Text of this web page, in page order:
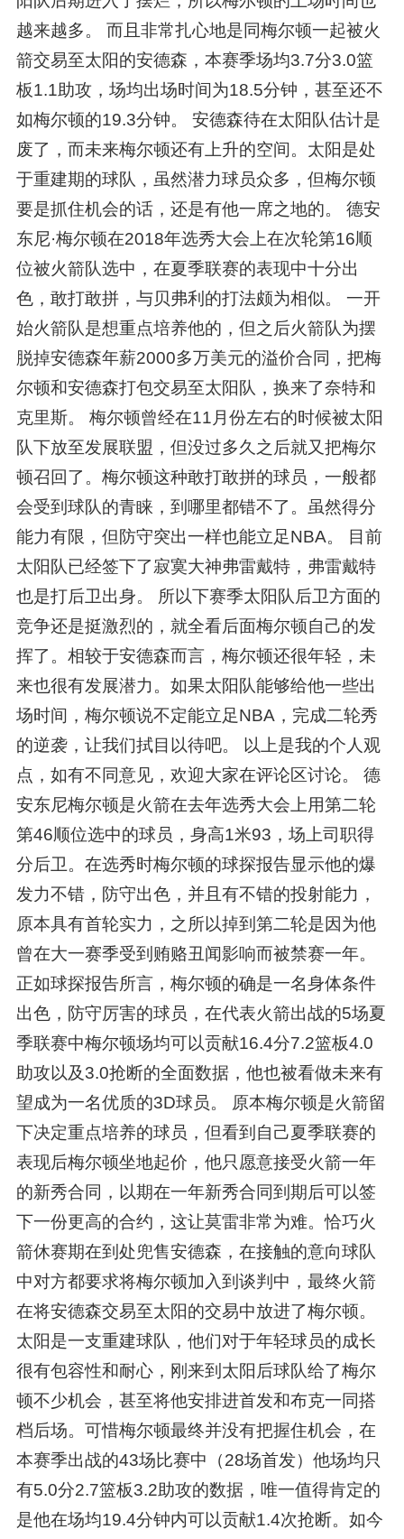
越来越多。 而且非常扎心地是同梅尔顿一起被火
箭交易至太阳的安德森，本赛季场均3.7分3.0篮
板1.1助攻，场均出场时间为18.5分钟，甚至还不
如梅尔顿的19.3分钟。 安德森待在太阳队估计是
废了，而未来梅尔顿还有上升的空间。太阳是处
于重建期的球队，虽然潜力球员众多，但梅尔顿
要是抓住机会的话，还是有他一席之地的。 德安
东尼·梅尔顿在2018年选秀大会上在次轮第16顺
位被火箭队选中，在夏季联赛的表现中十分出
色，敢打敢拼，与贝弗利的打法颇为相似。 一开
始火箭队是想重点培养他的，但之后火箭队为摆
脱掉安德森年薪2000多万美元的溢价合同，把梅
尔顿和安德森打包交易至太阳队，换来了奈特和
克里斯。 梅尔顿曾经在11月份左右的时候被太阳
队下放至发展联盟，但没过多久之后就又把梅尔
顿召回了。梅尔顿这种敢打敢拼的球员，一般都
会受到球队的青睐，到哪里都错不了。虽然得分
能力有限，但防守突出一样也能立足NBA。 目前
太阳队已经签下了寂寞大神弗雷戴特，弗雷戴特
也是打后卫出身。 所以下赛季太阳队后卫方面的
竞争还是挺激烈的，就全看后面梅尔顿自己的发
挥了。相较于安德森而言，梅尔顿还很年轻，未
来也很有发展潜力。如果太阳队能够给他一些出
场时间，梅尔顿说不定能立足NBA，完成二轮秀
的逆袭，让我们拭目以待吧。 以上是我的个人观
点，如有不同意见，欢迎大家在评论区讨论。 德
安东尼梅尔顿是火箭在去年选秀大会上用第二轮
第46顺位选中的球员，身高1米93，场上司职得
分后卫。在选秀时梅尔顿的球探报告显示他的爆
发力不错，防守出色，并且有不错的投射能力，
原本具有首轮实力，之所以掉到第二轮是因为他
曾在大一赛季受到贿赂丑闻影响而被禁赛一年。
正如球探报告所言，梅尔顿的确是一名身体条件
出色，防守厉害的球员，在代表火箭出战的5场夏
季联赛中梅尔顿场均可以贡献16.4分7.2篮板4.0
助攻以及3.0抢断的全面数据，他也被看做未来有
望成为一名优质的3D球员。 原本梅尔顿是火箭留
下决定重点培养的球员，但看到自己夏季联赛的
表现后梅尔顿坐地起价，他只愿意接受火箭一年
的新秀合同，以期在一年新秀合同到期后可以签
下一份更高的合约，这让莫雷非常为难。恰巧火
箭休赛期在到处兜售安德森，在接触的意向球队
中对方都要求将梅尔顿加入到谈判中，最终火箭
在将安德森交易至太阳的交易中放进了梅尔顿。
太阳是一支重建球队，他们对于年轻球员的成长
很有包容性和耐心，刚来到太阳后球队给了梅尔
顿不少机会，甚至将他安排进首发和布克一同搭
档后场。可惜梅尔顿最终并没有把握住机会，在
本赛季出战的43场比赛中（28场首发）他场均只
有5.0分2.7篮板3.2助攻的数据，唯一值得肯定的
是他在场均19.4分钟内可以贡献1.4次抢断。如今